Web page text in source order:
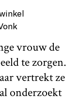
vrouw de
te zorgen.
vertrekt ze
onderzoekt